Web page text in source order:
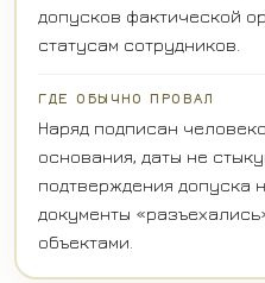
допусков фактической
статусам сотрудников.
ГДЕ ОБЫЧНО ПРОВАЛ
Наряд подписан
основания, даты не
подтверждения допуска
документы
объектами.